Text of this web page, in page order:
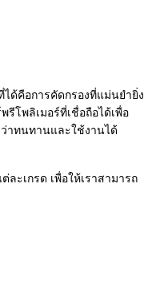
ด้คือการคัดกรองที่แม่นยำยิ่ง
โพลิเมอร์ที่เชื่อถือได้เพื่อ
าทนทานและใช้งานได้
ะเกรด เพื่อให้เราสามารถ